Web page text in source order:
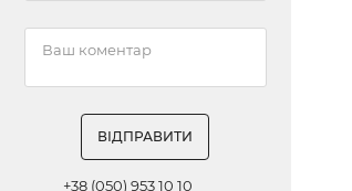
ВІДПРАВИТИ
+38 (050) 953 10 10